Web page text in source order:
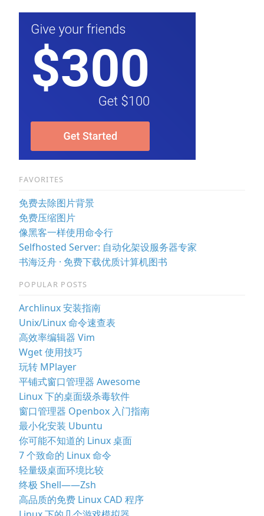
FAVORITES
免费去除图片背景
免费压缩图片
像黑客一样使用命令行
Selfhosted Server: 自动化架设服务器专家
书海泛舟 · 免费下载优质计算机图书
POPULAR POSTS
Archlinux 安装指南
Unix/Linux 命令速查表
高效率编辑器 Vim
Wget 使用技巧
玩转 MPlayer
平铺式窗口管理器 Awesome
Linux 下的桌面级杀毒软件
窗口管理器 Openbox 入门指南
最小化安装 Ubuntu
你可能不知道的 Linux 桌面
7 个致命的 Linux 命令
轻量级桌面环境比较
终极 Shell——Zsh
高品质的免费 Linux CAD 程序